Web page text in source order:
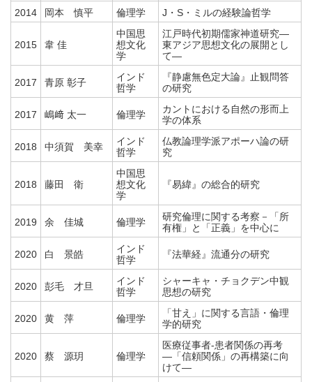
2014
岡本 慎平 倫理学 J・S・ミルの経験論哲学
2015 韋 佳
中国思
想文化
学
江戸時代初期儒家神道研究―
東アジア思想文化の展開とし
て―
2017 青原 彰子
インド
哲学
『静慮無色定大論』止観問答
の研究
2017 嶋﨑 太一 倫理学
カントにおける自然の形而上
学の体系
2018 中須賀 美幸
インド
哲学
仏教論理学派アポーハ論の研
究
2018 藤田 衛
中国思
想文化
学
『易緯』の総合的研究
2019 余 佳城 倫理学
研究倫理に関する考察－「所
有権」と「正義」を中心に
2020 白 景皓
インド
哲学
『法華経』流通分の研究
2020 彭毛 才旦
インド
哲学
シャーキャ・チョクデン中観
思想の研究
2020 黄 萍 倫理学
「甘え」に関する言語・倫理
学的研究
2020 蔡 源玥 倫理学
医療従事者-患者関係の再考
―「信頼関係」の再構築に向
けて―